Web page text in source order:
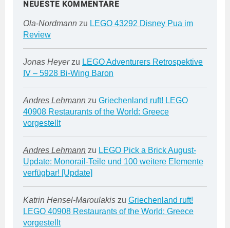
NEUESTE KOMMENTARE
Ola-Nordmann zu LEGO 43292 Disney Pua im
Review
Jonas Heyerzu LEGO Adventurers Retrospektive
IV – 5928 Bi-Wing Baron
Andres Lehmann zu Griechenland ruft! LEGO
40908 Restaurants of the World: Greece
vorgestellt
Andres Lehmann zu LEGO Pick a Brick August-
Update: Monorail-Teile und 100 weitere Elemente
verfügbar! [Update]
Katrin Hensel-Maroulakis zu Griechenland ruft!
LEGO 40908 Restaurants of the World: Greece
vorgestellt